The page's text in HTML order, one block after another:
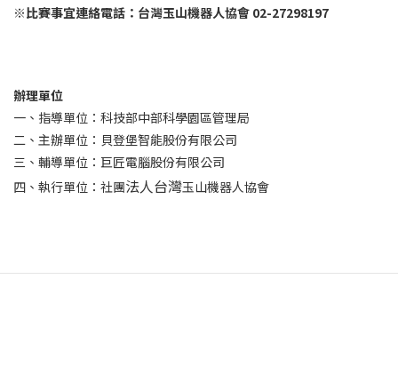
※比賽事宜連絡電話：台灣玉山機器人協會 02-27298197
辦理單位
一、指導單位：科技部中部科學園區管理局
二、主辦單位：貝登堡智能股份有限公司
三、輔導單位：巨匠電腦股份有限公司
四、執行單位：社團法人台灣玉山機器人協會